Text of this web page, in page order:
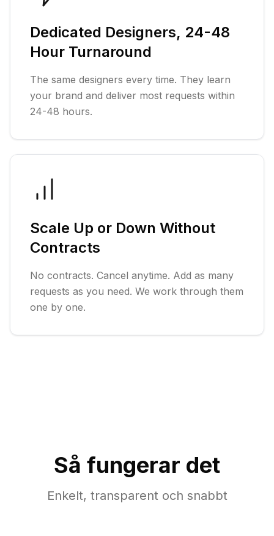
Dedicated Designers, 24-48
Hour Turnaround
The same designers every time. They learn
your brand and deliver most requests within
24-48 hours.
Scale Up or Down Without
Contracts
No contracts. Cancel anytime. Add as many
requests as you need. We work through them
one by one.
Så fungerar det
Enkelt, transparent och snabbt